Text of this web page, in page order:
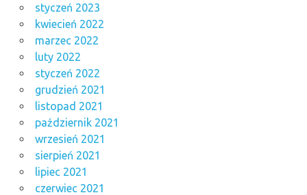
styczeń 2023
kwiecień 2022
marzec 2022
luty 2022
styczeń 2022
grudzień 2021
listopad 2021
październik 2021
wrzesień 2021
sierpień 2021
lipiec 2021
czerwiec 2021